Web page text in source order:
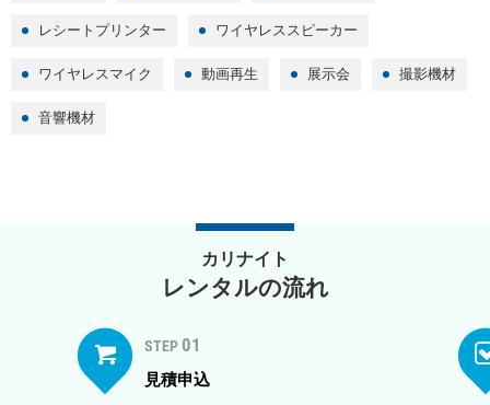
レシートプリンター ワイヤレススピーカー
ワイヤレスマイク 動画再生 展示会 撮影機材
音響機材
カリナイト
レンタルの流れ
STEP 01
見積申込